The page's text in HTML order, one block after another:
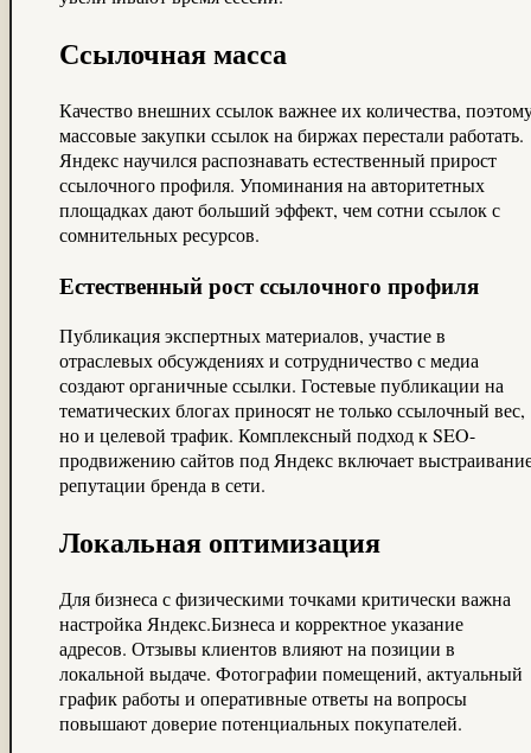
Ссылочная масса
Качество внешних ссылок важнее их количества,
массовые закупки ссылок на биржах перестали работать.
Яндекс научился распознавать естественный прирост
ссылочного профиля. Упоминания на авторитетных
площадках дают больший эффект, чем сотни ссылок с
сомнительных ресурсов.
Естественный рост ссылочного профиля
Публикация экспертных материалов, участие в
отраслевых обсуждениях и сотрудничество с медиа
создают органичные ссылки. Гостевые публикации на
тематических блогах приносят не только ссылочный вес,
но и целевой трафик. Комплексный подход к SEO-
продвижению сайтов под Яндекс включает
репутации бренда в сети.
Локальная оптимизация
Для бизнеса с физическими точками критически важна
настройка Яндекс.Бизнеса и корректное указание
адресов. Отзывы клиентов влияют на позиции в
локальной выдаче. Фотографии помещений, актуальный
график работы и оперативные ответы на вопросы
повышают доверие потенциальных покупателей.